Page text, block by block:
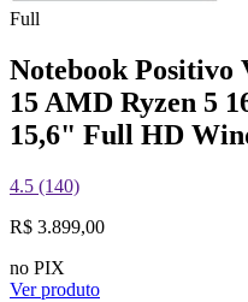
Full
Notebook Positivo
15 AMD Ryzen 5
15,6" Full HD
4.5 (140)
R$ 3.899,00
no PIX
Ver produto